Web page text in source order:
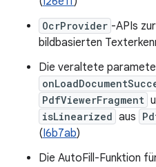
OcrProvider -APIs
bildbasierten
Die veraltete
PdfViewerFragment
isLinearized aus
(I6b7ab)
Die AutoFill-Funktion